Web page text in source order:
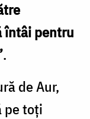
întâi pentru
.
de Aur,
pe toți